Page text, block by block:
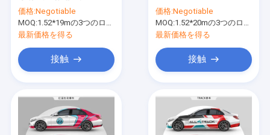
の物質的な自己の
HealingのCMAN
価格:Negotiable
MOQ:1.52*19mの3つのロールを意味する1.52*57m、
最新価格を得る
接触
って印刷される光沢の
ある無光沢の表面
価格:Negotiable
MOQ:1.52*20mの3つのロールを意味する1.52*60m、
最新価格を得る
接触